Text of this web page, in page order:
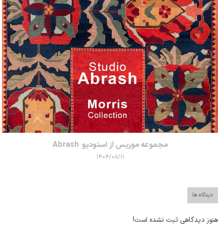
مجموعه موریس از استودیو Abrash
۱۴۰۴/۰۸/۱۱
دیدگاه ها
هنوز دیدگاهی ثبت نشده است!